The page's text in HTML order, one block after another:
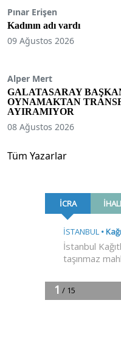
Pınar Erişen
Kadının adı vardı
09 Ağustos 2026
Alper Mert
GALATASARAY
OYNAMAKTAN
AYIRAMIYOR
08 Ağustos 2026
Tüm Yazarlar